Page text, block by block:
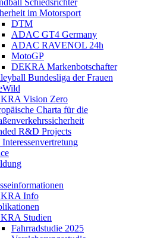
im Motorsport
DTM
ADAC GT4 Germany
ADAC RAVENOL 24h
MotoGP
DEKRA Markenbotschafter
Bundesliga der Frauen
Vision Zero
Charta für die
R&D Projects
Info
Studien
Fahrradstudie 2025